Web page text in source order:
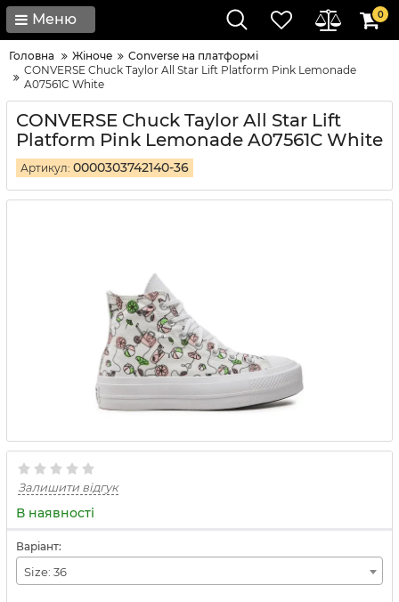
Меню 0
Головна Жіноче
Converse на платформі
CONVERSE Chuck Taylor All Star Lift Platform Pink Lemonade
A07561C White
CONVERSE Chuck Taylor All Star Lift
Platform Pink Lemonade A07561C White
Артикул: 0000303742140-36
Залишити відгук
В наявності
Варіант:
Size: 36